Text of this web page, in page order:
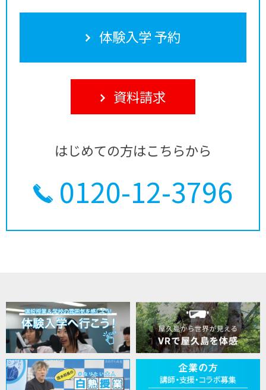
体験入学 予約
資料請求
はじめての方はこちらから
0120-12-3796